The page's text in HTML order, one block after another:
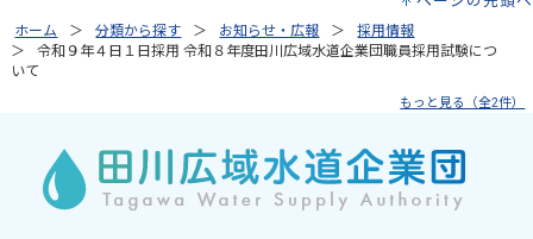
ホーム 分類から探す お知らせ・広報
採用情報
令和９年４日１日採用 令和８年度田川広域水道企業団職員採用試験につ
いて
もっと見る（全2件）